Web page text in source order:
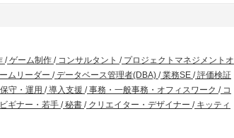
/ゲーム制作 /コンサルタント /プロジェクトマネジメントオ
ムリーダー /データベース管理者(DBA) /業務SE /評価検証
守・運用 /導入支援 /事務・一般事務・オフィスワーク /コ
ギナー・若手 /秘書 /クリエイター・デザイナー /キッティ